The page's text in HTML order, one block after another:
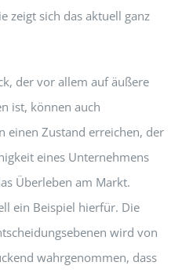
zeigt sich das aktuell ganz
der vor allem auf äußere
ist, können auch
einen Zustand erreichen, der
eines Unternehmens
Überleben am Markt.
ein Beispiel hierfür. Die
wird von
wahrgenommen, dass